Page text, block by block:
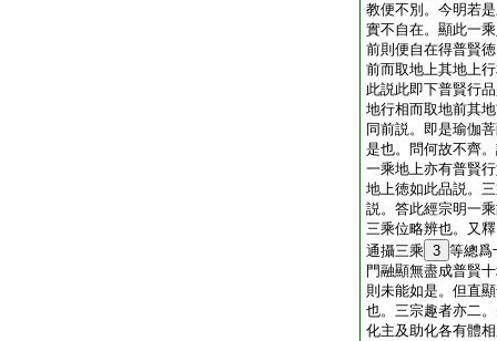
教便不別。今明若
實不自在。顯此一
前則便自在得普賢
前而取地上其地上
此説此即下普賢行
地行相而取地前其
同前説。即是瑜伽
是也。問何故不齊
一乘地上亦有普賢
地上徳如此品説。
説。答此經宗明一
三乘位略辨也。又
通攝三乘 3 等總爲
門融顯無盡成普賢
則未能如是。但直
也。三宗趣者亦二
化主及助化各有體